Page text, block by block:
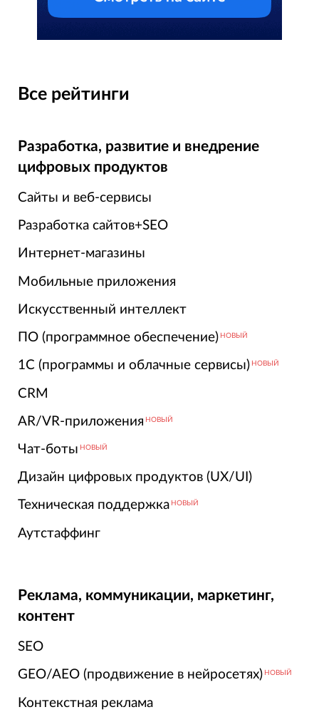
Все рейтинги
Разработка, развитие и внедрение
цифровых продуктов
Сайты и веб-сервисы
Разработка сайтов+SEO
Интернет-магазины
Мобильные приложения
Искусственный интеллект
ПО (программное обеспечение) НОВЫЙ
1С (программы и облачные сервисы) НОВЫЙ
CRM
AR/VR-приложения НОВЫЙ
Чат-боты НОВЫЙ
Дизайн цифровых продуктов (UX/UI)
Техническая поддержка НОВЫЙ
Аутстаффинг
Реклама, коммуникации, маркетинг,
контент
SEO
GEO/AEO (продвижение в нейросетях) НОВЫЙ
Контекстная реклама